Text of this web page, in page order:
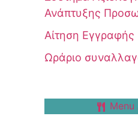
Ανάπτυξης
Αίτηση
Ωράριο
Menu